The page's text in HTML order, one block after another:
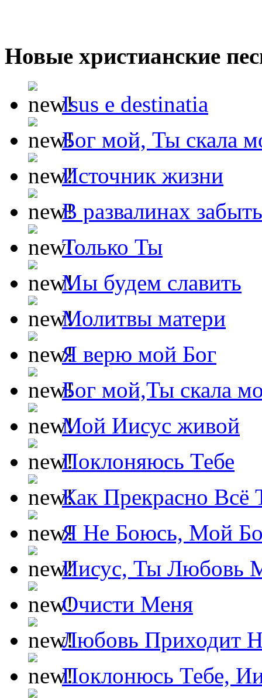
Новые христианские
Isus e destinatia
Бог мой, Ты скала
Источник жизни
В развалинах
Только Ты
Мы будем славить
Молитвы матери
Я верю мой Бог
Бог мой,Ты скала
Мой Иисус живой
Поклоняюсь Тебе
Как Прекрасно Всё
Я Не Боюсь, Мой
Иисус, Ты Любовь
Очисти Меня
Любовь Приходит
Поклонюсь Тебе,